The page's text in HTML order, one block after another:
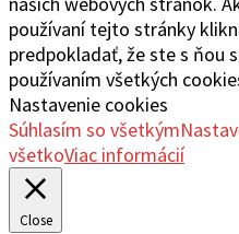
používaní tejto stránky
predpokladať, že ste s ňou
používaním všetkých
Nastavenie cookies
Súhlasím so všetkým
všetkoViac informácií
Close